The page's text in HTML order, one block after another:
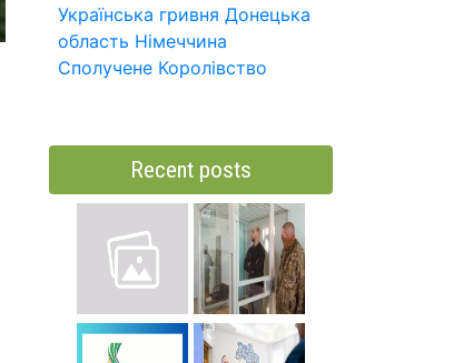
Українська гривня Донецька
область Німеччина
Сполучене Королівство
Recent posts